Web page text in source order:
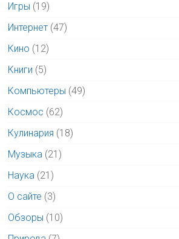
Игры (19)
Интернет (47)
Кино (12)
Книги (5)
Компьютеры (49)
Космос (62)
Кулинария (18)
Музыка (21)
Наука (21)
О сайте (3)
Обзоры (10)